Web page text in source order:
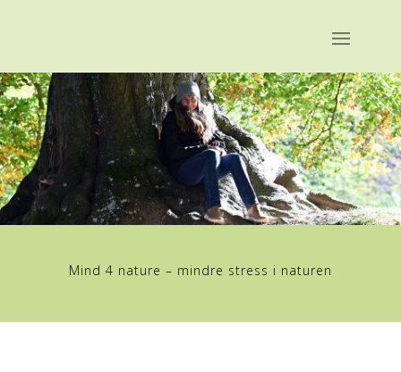
Mind 4 nature – mindre stress i naturen